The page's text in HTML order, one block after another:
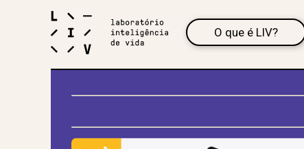
O que é LIV?